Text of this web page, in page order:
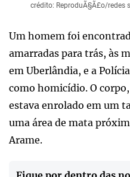
crédito: ReproduÃ§Ã£o/redes
Um homem foi
amarradas para trás, às
em Uberlândia, e a
como homicídio. O
estava enrolado em um
uma área de mata
Arame.